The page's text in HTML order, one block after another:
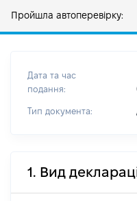
Пройшла автоперевірку:
Дата та час
подання:
Тип документа:
1. Вид